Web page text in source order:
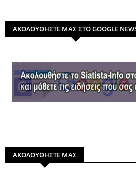
ΑΚΟΛΟΥΘΗΣΤΕ ΜΑΣ ΣΤΟ GOOGLE
ΑΚΟΛΟΥΘΗΣΤΕ ΜΑΣ